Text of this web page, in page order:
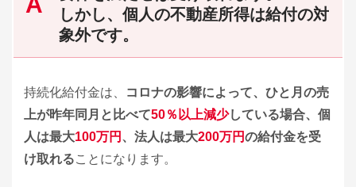
しかし、個人の不動産所得は給付の対
象外です。
持続化給付金は、
コロナの影響によって、ひと月の売
上が昨年同月と比べて50％以上減少している場合、個
人は最大100万円 、法人は最大200万円の給付金を受
け取れることになります。